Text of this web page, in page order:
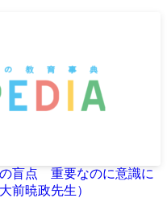
の盲点 重要なのに意識に
前暁政先生）